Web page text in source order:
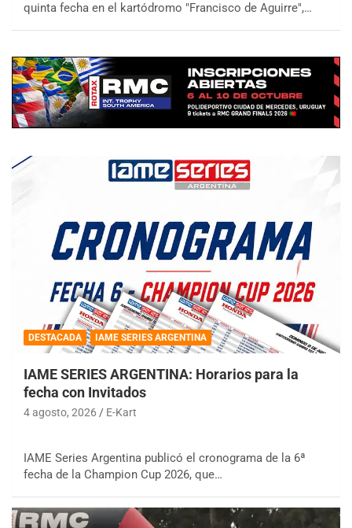
quinta fecha en el kartódromo "Francisco de Aguirre",…
DESTACADA IAME SERIES ARGENTINA
IAME SERIES ARGENTINA: Horarios para la
fecha con Invitados
4 agosto, 2026 E-Kart
IAME Series Argentina publicó el cronograma de la 6ª
fecha de la Champion Cup 2026, que…